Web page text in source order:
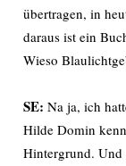
übertragen, in
daraus ist ein
Wieso
SE: Na ja, ich
Hilde Domin
Hintergrund. Und